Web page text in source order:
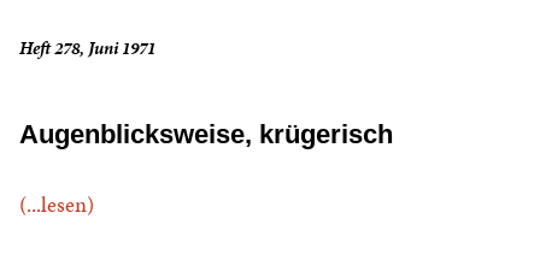
Heft 278, Juni 1971
Augenblicksweise, krügerisch
(...lesen)